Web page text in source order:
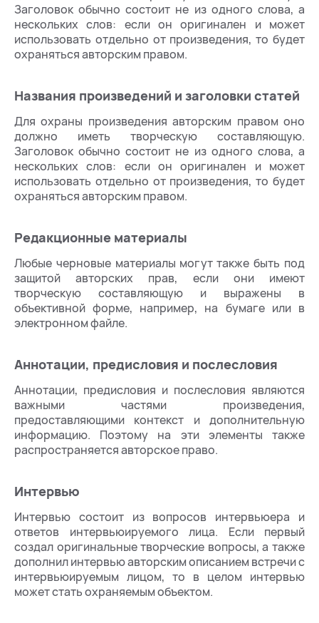
Заголовок обычно состоит не из одного слова, а
нескольких слов: если он оригинален и может
использовать отдельно от произведения, то будет
охраняться авторским правом.
Названия произведений и заголовки статей
Для охраны произведения авторским правом оно
должно иметь творческую составляющую.
Заголовок обычно состоит не из одного слова, а
нескольких слов: если он оригинален и может
использовать отдельно от произведения, то будет
охраняться авторским правом.
Редакционные материалы
Любые черновые материалы могут также быть под
защитой авторских прав, если они имеют
творческую составляющую и выражены в
объективной форме, например, на бумаге или в
электронном файле.
Аннотации, предисловия и послесловия
Аннотации, предисловия и послесловия являются
важными частями произведения,
предоставляющими контекст и дополнительную
информацию. Поэтому на эти элементы также
распространяется авторское право.
Интервью
Интервью состоит из вопросов интервьюера и
ответов интервьюируемого лица. Если первый
создал оригинальные творческие вопросы, а также
дополнил интервью авторским описанием встречи с
интервьюируемым лицом, то в целом интервью
может стать охраняемым объектом.